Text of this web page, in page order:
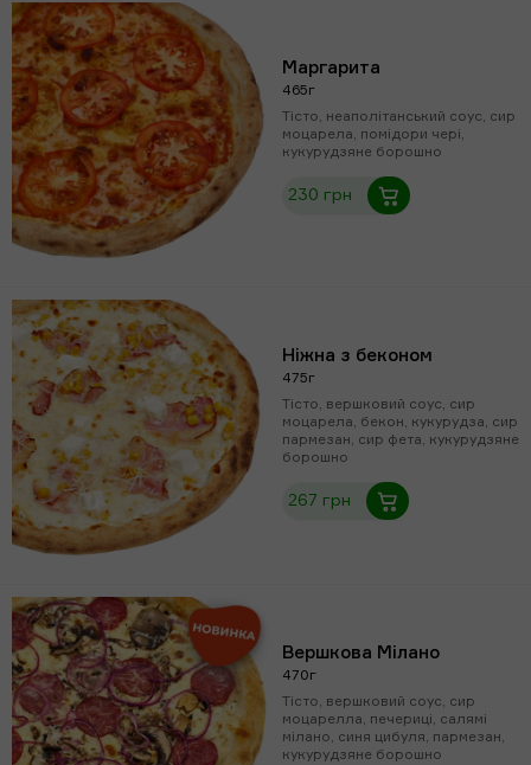
Маргарита
465г
Тісто, неаполітанський соус, сир
моцарела, помідори чері,
кукурудзяне борошно
230 грн
Ніжна з беконом
475г
Тісто, вершковий соус, сир
моцарела, бекон, кукурудза, сир
пармезан, сир фета, кукурудзяне
борошно
267 грн
Вершкова Мілано
470г
Тісто, вершковий соус, сир
моцарелла, печериці, салямі
мілано, синя цибуля, пармезан,
кукурудзяне борошно